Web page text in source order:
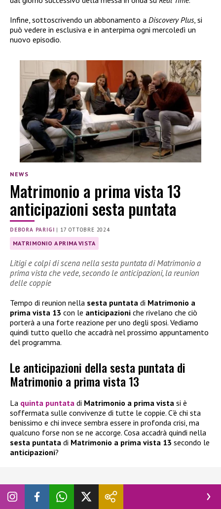
Infine, sottoscrivendo un abbonamento a Discovery Plus, si
può vedere in esclusiva e in anterpima ogni mercoledì un
nuovo episodio.
NEWS
Matrimonio a prima vista 13
anticipazioni sesta puntata
DEBORA PARIGI | 17 OTTOBRE 2024
MATRIMONIO A PRIMA VISTA
Litigi e colpi di scena nella sesta puntata di Matrimonio a
prima vista che vede, secondo le anticipazioni, la reunion
delle coppie
Tempo di reunion nella sesta puntata di Matrimonio a
prima vista 13 con le anticipazioni che rivelano che ciò
porterà a una forte reazione per uno degli sposi. Vediamo
quindi tutto quello che accadrà nel prossimo appuntamento
del programma.
Le anticipazioni della sesta puntata di
Matrimonio a prima vista 13
La quinta puntata di Matrimonio a prima vista si è
soffermata sulle convivenze di tutte le coppie. C’è chi sta
benissimo e chi invece sembra essere in profonda crisi, ma
qualcuno forse non se ne accorge. Cosa accadrà quindi nella
sesta puntata di Matrimonio a prima vista 13 secondo le
anticipazioni?